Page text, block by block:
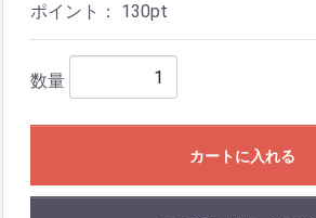
ポイント： 130pt
数量
カートに入れる